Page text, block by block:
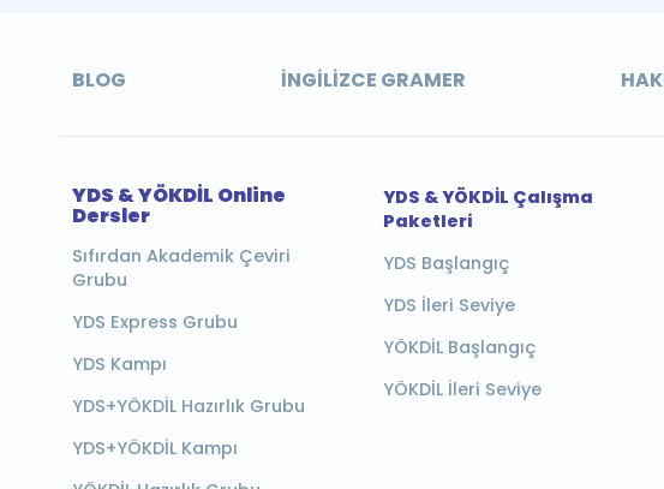
BLOG İNGILIZCE GRAMER
YDS & YÖKDİL Online
Dersler
Sıfırdan Akademik Çeviri
Grubu
YDS Express Grubu
YDS Kampı
YDS+YÖKDİL Hazırlık Grubu
YDS+YÖKDİL Kampı
YDS & YÖKDİL Çalışma
Paketleri
YDS Başlangıç
YDS İleri Seviye
YÖKDİL Başlangıç
YÖKDİL İleri Seviye